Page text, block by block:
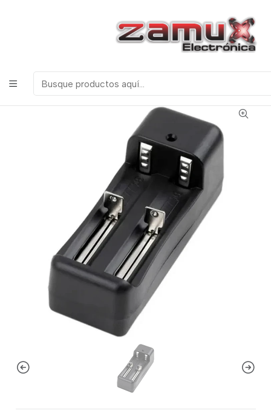
ELECTRONICOS, ROBOTICA & TECNOLOGIA
Tecnologia
Cargadores
CARGADOR UNIVERSAL PARA 2 BATERIAS 18650 -